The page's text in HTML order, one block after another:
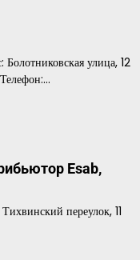
улица, 12
Esab,
переулок, 11